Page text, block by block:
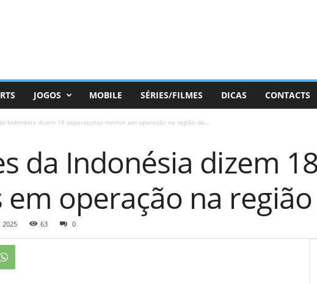
JOGOS MOBILE SÉRIES/FILMES DICAS CONTACTS
Indonésia dizem 18 separatistas mortos em operação na região de...
da Indonésia dizem
operação na
2025 63 0